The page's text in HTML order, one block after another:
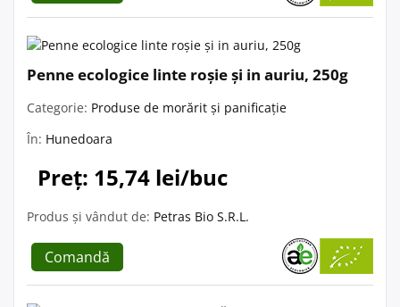
Penne ecologice linte roșie și in auriu, 250g
Categorie: Produse de morărit și panificație
În: Hunedoara
Preț: 15,74 lei/buc
Produs și vândut de: Petras Bio S.R.L.
Comandă